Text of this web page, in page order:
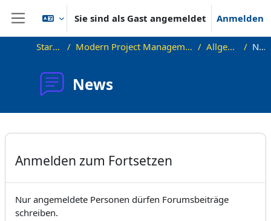
Zum Hauptinhalt
Website-Übersicht
Sie sind als Gast angemeldet Anmelden
Startseite Modern Project Management in ICT, HUST Allgemeines News
News
Anmelden zum Fortsetzen
Nur angemeldete Personen dürfen Forumsbeiträge
schreiben.